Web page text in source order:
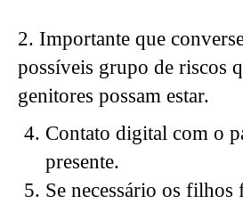
2. Importante que
possíveis grupo de riscos
genitores possam estar.
Contato digital com o
presente.
Se necessário os